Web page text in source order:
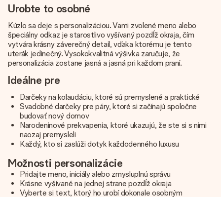
Urobte to osobné
Kúzlo sa deje s personalizáciou. Vami zvolené meno alebo
špeciálny odkaz je starostlivo vyšívaný pozdĺž okraja, čím
vytvára krásny záverečný detail, vďaka ktorému je tento
uterák jedinečný. Vysokokvalitná výšivka zaručuje, že
personalizácia zostane jasná a jasná pri každom praní.
Ideálne pre
Darčeky na kolaudáciu, ktoré sú premyslené a praktické
Svadobné darčeky pre páry, ktoré si začínajú spoločne
budovať nový domov
Narodeninové prekvapenia, ktoré ukazujú, že ste si s nimi
naozaj premysleli
Každý, kto si zaslúži dotyk každodenného luxusu
Možnosti personalizácie
Pridajte meno, iniciály alebo zmysluplnú správu
Krásne vyšívané na jednej strane pozdĺž okraja
Vyberte si text, ktorý ho urobí dokonale osobným